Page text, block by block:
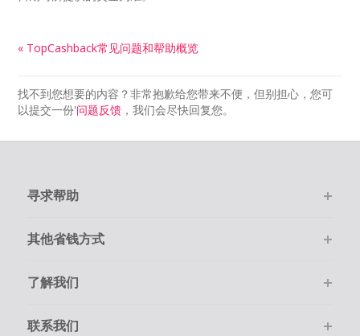
« TopCashback常见问题和帮助概览
找不到您想要的内容？非常抱歉给您带来不便，但别担心，您可
以提交一份'问题反馈 ，我们会尽快回复您。
寻求帮助
其他省钱方式
了解我们
联系我们